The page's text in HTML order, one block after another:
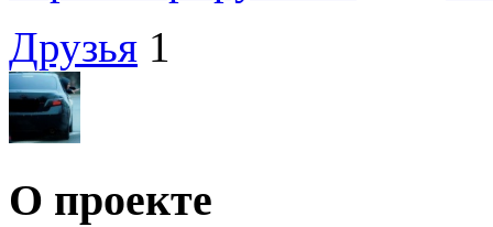
Друзья 1
О проекте